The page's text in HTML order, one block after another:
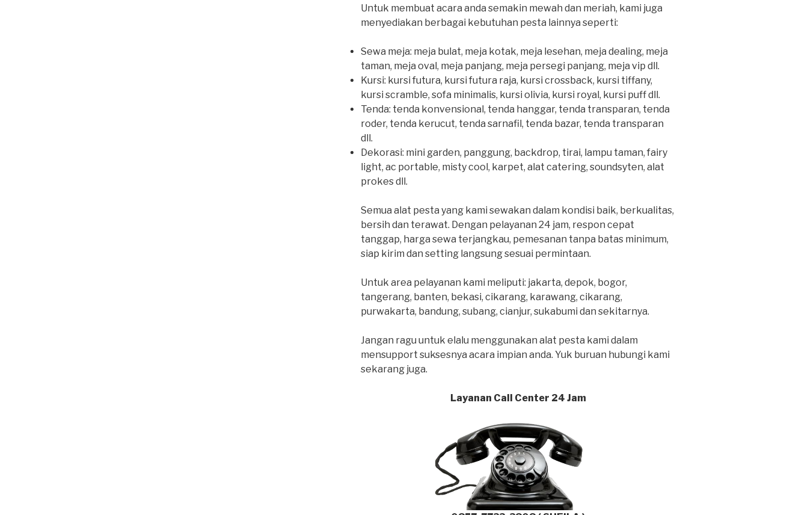
Untuk membuat acara anda semakin mewah dan meriah, kami juga
menyediakan berbagai kebutuhan pesta lainnya seperti:
Sewa meja: meja bulat, meja kotak, meja lesehan, meja dealing, meja
taman, meja oval, meja panjang, meja persegi panjang, meja vip dll.
Kursi: kursi futura, kursi futura raja, kursi crossback, kursi tiffany,
kursi scramble, sofa minimalis, kursi olivia, kursi royal, kursi puff dll.
Tenda: tenda konvensional, tenda hanggar, tenda transparan, tenda
roder, tenda kerucut, tenda sarnafil, tenda bazar, tenda transparan
dll.
Dekorasi: mini garden, panggung, backdrop, tirai, lampu taman, fairy
light, ac portable, misty cool, karpet, alat catering, soundsyten, alat
prokes dll.
Semua alat pesta yang kami sewakan dalam kondisi baik, berkualitas,
bersih dan terawat. Dengan pelayanan 24 jam, respon cepat
tanggap, harga sewa terjangkau, pemesanan tanpa batas minimum,
siap kirim dan setting langsung sesuai permintaan.
Untuk area pelayanan kami meliputi: jakarta, depok, bogor,
tangerang, banten, bekasi, cikarang, karawang, cikarang,
purwakarta, bandung, subang, cianjur, sukabumi dan sekitarnya.
Jangan ragu untuk elalu menggunakan alat pesta kami dalam
mensupport suksesnya acara impian anda. Yuk buruan hubungi kami
sekarang juga.
Layanan Call Center 24 Jam